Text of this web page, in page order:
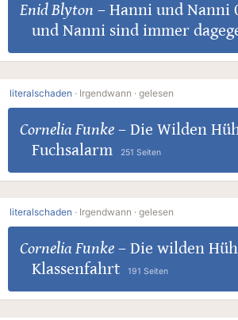
Enid Blyton – Hanni und Nanni
und Nanni sind immer
literalschaden · Irgendwann · gelesen
Cornelia Funke– Die Wilden
Fuchsalarm
251 Seiten
literalschaden · Irgendwann · gelesen
Cornelia Funke– Die wilden
Klassenfahrt
191 Seiten